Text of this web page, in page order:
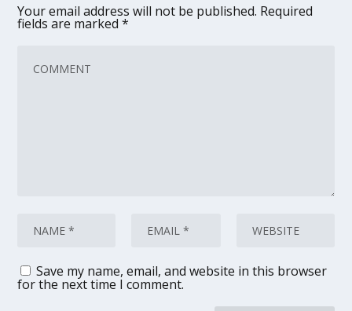
Your email address will not be published. Required
fields are marked*
Save my name, email, and website in this browser
for the next time I comment.